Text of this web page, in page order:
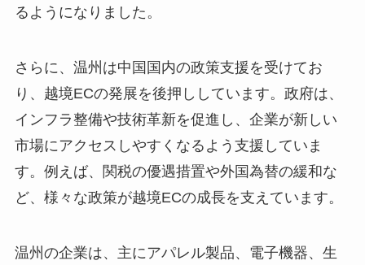
るようになりました。
さらに、温州は中国国内の政策支援を受けてお
り、越境ECの発展を後押ししています。政府は、
インフラ整備や技術革新を促進し、企業が新しい
市場にアクセスしやすくなるよう支援していま
す。例えば、関税の優遇措置や外国為替の緩和な
ど、様々な政策が越境ECの成長を支えています。
温州の企業は、主にアパレル製品、電子機器、生